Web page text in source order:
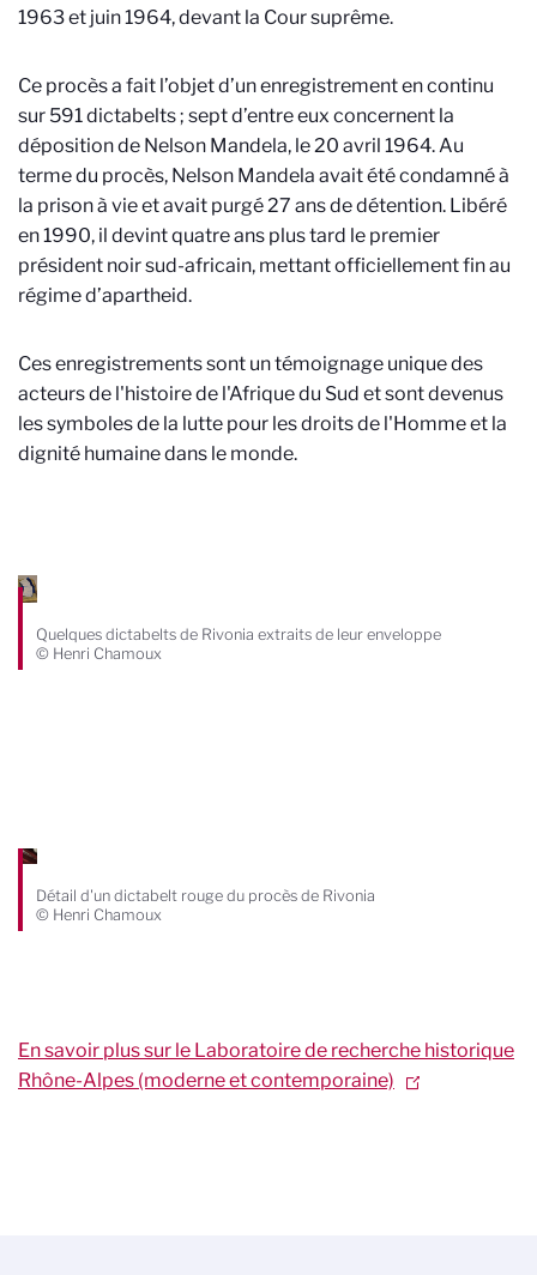
1963 et juin 1964, devant la Cour suprême.
Ce procès a fait l’objet d’un enregistrement en continu
sur 591 dictabelts ; sept d’entre eux concernent la
déposition de Nelson Mandela, le 20 avril 1964. Au
terme du procès, Nelson Mandela avait été condamné à
la prison à vie et avait purgé 27 ans de détention. Libéré
en 1990, il devint quatre ans plus tard le premier
président noir sud-africain, mettant officiellement fin au
régime d’apartheid.
Ces enregistrements sont un témoignage unique des
acteurs de l'histoire de l'Afrique du Sud et sont devenus
les symboles de la lutte pour les droits de l'Homme et la
dignité humaine dans le monde.
Quelques dictabelts de Rivonia extraits de leur enveloppe
© Henri Chamoux
Détail d'un dictabelt rouge du procès de Rivonia
© Henri Chamoux
En savoir plus sur le Laboratoire de recherche historique
Rhône-Alpes (moderne et contemporaine)